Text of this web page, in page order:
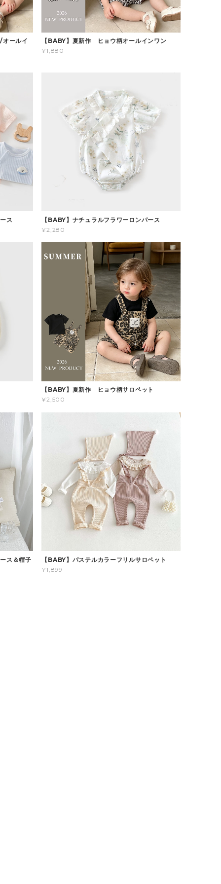
オールイ
【BABY】夏新作 ヒョウ柄オールインワン
¥1,880
ス
【BABY】ナチュラルフラワーロンパース
¥2,280
【BABY】夏新作 ヒョウ柄サロペット
¥2,500
ス＆帽子
【BABY】パステルカラーフリルサロペット
¥1,899